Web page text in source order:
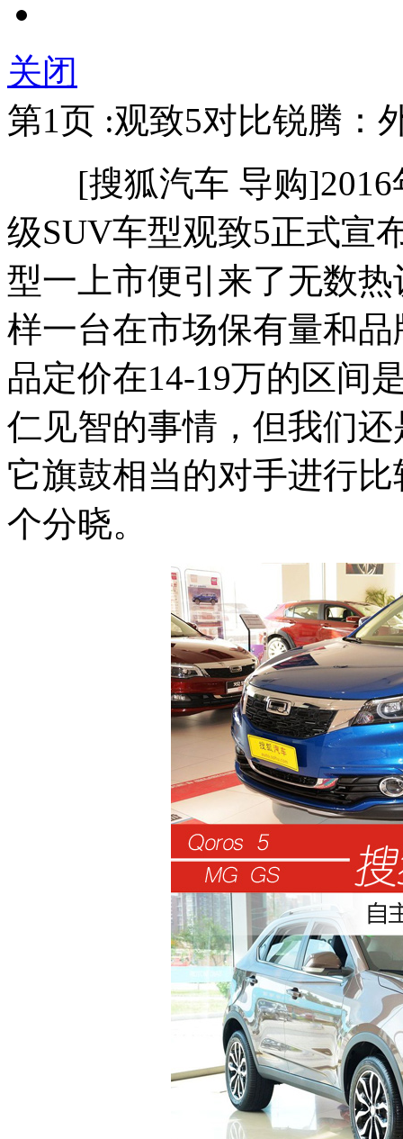
关闭
第1页 :观致5对比锐腾：
[搜狐汽车 导购]2016
级SUV车型观致5正式宣
型一上市便引来了无数
样一台在市场保有量和
品定价在14-19万的区间
仁见智的事情，但我们
它旗鼓相当的对手进行
个分晓。